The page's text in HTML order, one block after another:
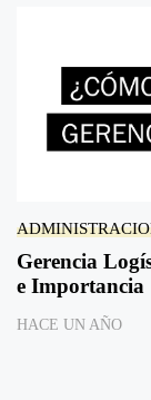
Gerencia
e Importancia
HACE UN AÑO